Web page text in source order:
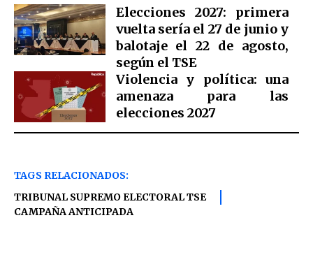
Elecciones 2027: primera
vuelta sería el 27 de junio y
balotaje el 22 de agosto,
según el TSE
Violencia y política: una
amenaza para las
elecciones 2027
TAGS RELACIONADOS:
TRIBUNAL SUPREMO ELECTORAL TSE
CAMPAÑA ANTICIPADA